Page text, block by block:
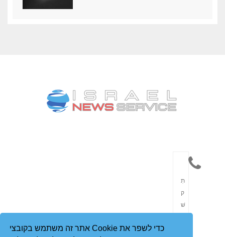
אתר זה משתמש בקובצי Cookie כדי לשפר את
תִ
ק
שׁ